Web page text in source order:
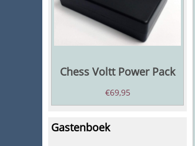
Chess Voltt Power Pack
€69,95
Gastenboek